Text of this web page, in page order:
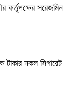
কর্তৃপক্ষের সরেজমিন
টাকার নকল সিগারেট